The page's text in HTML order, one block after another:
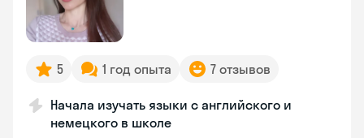
5 1 год опыта 7 отзывов
Начала изучать языки с английского и
немецкого в школе